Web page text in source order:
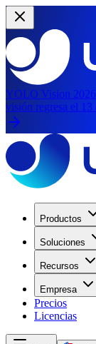
YOLO Vision
visión regresa el 13
Productos
Soluciones
Recursos
Empresa
Precios
Licencias